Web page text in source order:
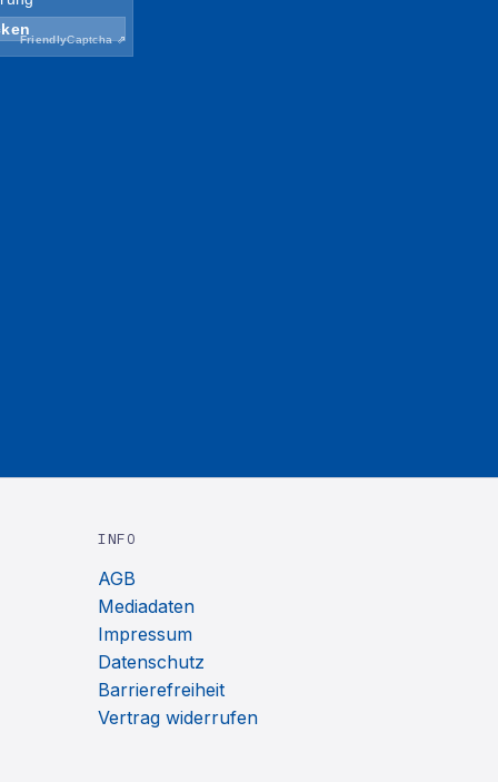
INFO
AGB
Mediadaten
Impressum
Datenschutz
Barrierefreiheit
Vertrag widerrufen